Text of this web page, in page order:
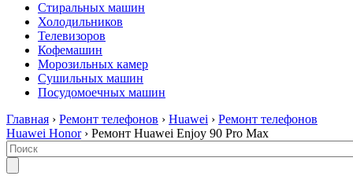
Стиральных машин
Холодильников
Телевизоров
Кофемашин
Морозильных камер
Сушильных машин
Посудомоечных машин
Главная › Ремонт телефонов › Huawei › Ремонт телефонов
Huawei Honor› Ремонт Huawei Enjoy 90 Pro Max